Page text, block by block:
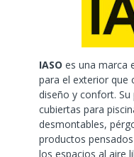
IASO es una marca
para el exterior que
diseño y confort.
cubiertas para
desmontables,
productos
los espacios al aire